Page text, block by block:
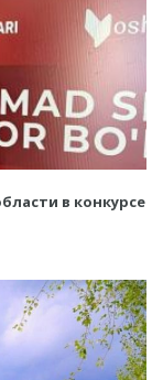
в конкурсе